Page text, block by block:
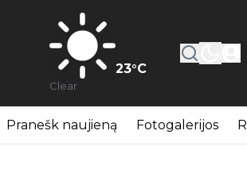
23°C
Clear
Pranešk naujieną Fotogalerijos